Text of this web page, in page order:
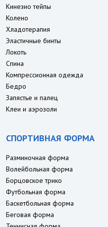
Кинезио тейпы
Колено
Хладотерапия
Эластичные бинты
Локоть
Спина
Компрессионная одежда
Бедро
Запястье и палец
Клеи и аэрозоли
СПОРТИВНАЯ ФОРМА
Разминочная форма
Волейбольная форма
Борцовское трико
Футбольная форма
Баскетбольная форма
Беговая форма